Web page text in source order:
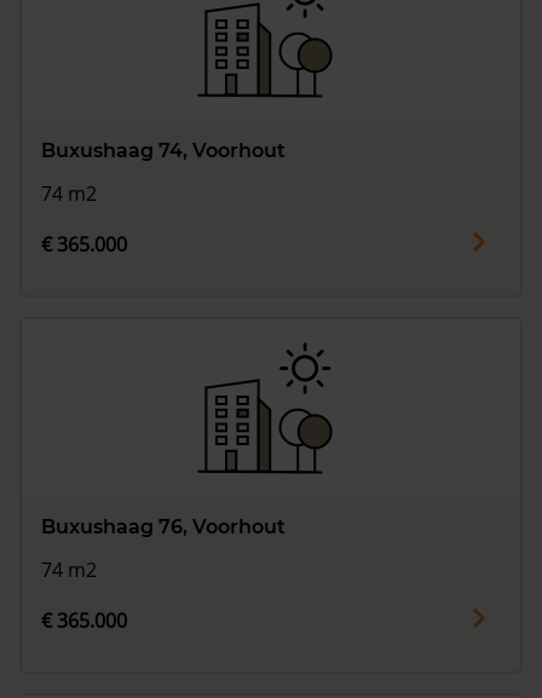
Buxushaag 74, Voorhout
74 m2
€ 365.000
Buxushaag 76, Voorhout
74 m2
€ 365.000